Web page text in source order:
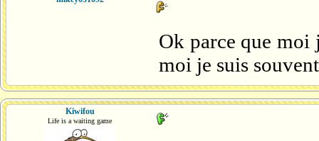
Ok parce que moi
moi je suis
Kiwifou
Life is a waiting game